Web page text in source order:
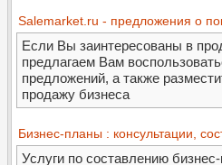
Salemarket.ru - предложения о
Если Вы заинтересованы в
предлагаем Вам
предложений, а также
продажу бизнеса
Бизнес-планы : консультации,
Услуги по составлению